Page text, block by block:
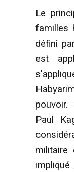
Le
familles
défini
est
Paul
militaire